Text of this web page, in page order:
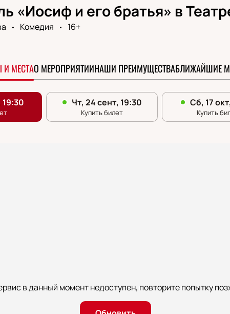
«Иосиф и его братья» в
Комедия
16+
МЕСТАО МЕРОПРИЯТИИНАШИ ПРЕИМУЩЕСТВАБЛИЖАЙШИЕ
в данный момент недоступен, повторите попытку